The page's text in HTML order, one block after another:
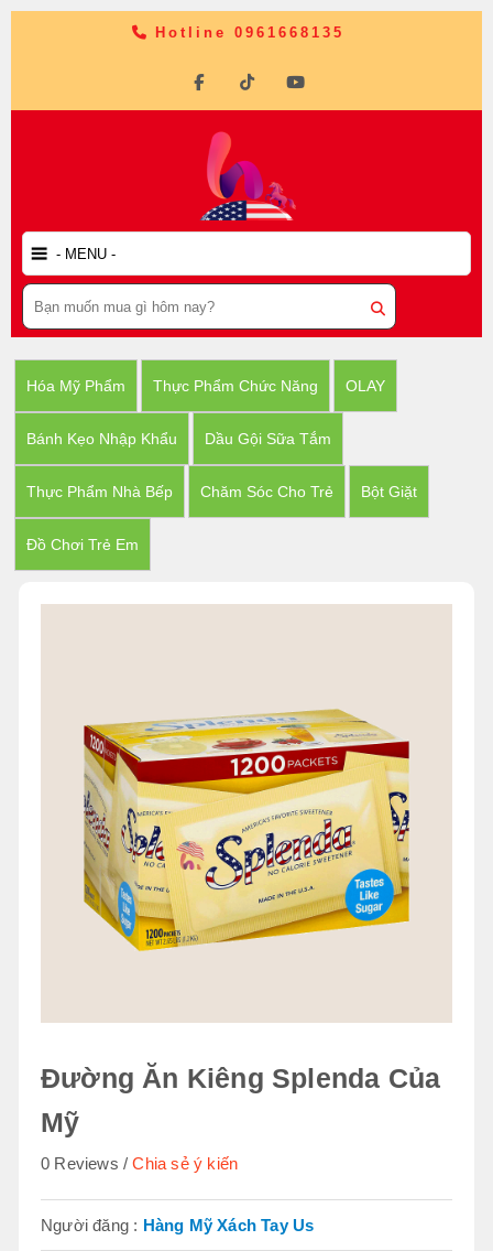
Hotline 0961668135
Hóa Mỹ Phẩm Thực Phẩm Chức Năng OLAY
Bánh Kẹo Nhập Khẩu Dầu Gội Sữa Tắm
Thực Phẩm Nhà Bếp Chăm Sóc Cho Trẻ Bột Giặt
Đồ Chơi Trẻ Em
Đường Ăn Kiêng Splenda Của
Mỹ
0 Reviews Chia sẻ ý kiến
Người đăng : Hàng Mỹ Xách Tay Us